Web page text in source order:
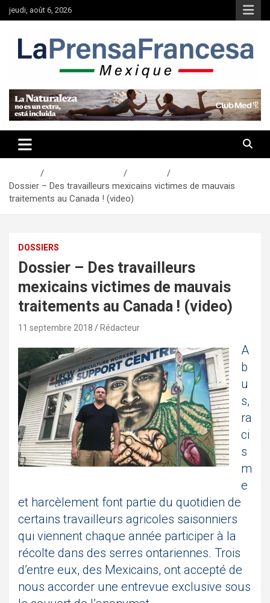
Aller
au
jeudi, août 6, 2026
Dossier – Des travailleurs mexicains victimes de mauvais
traitements au Canada ! (video)
DOSSIERS
Dossier – Des travailleurs
mexicains victimes de mauvais
traitements au Canada ! (video)
11 septembre 2018 Rédacteur
A
b
u
s,
ra
ci
s
m
e
et harcèlement font partie du quotidien de
certains travailleurs agricoles saisonniers
qui viennent chaque année participer à la
récolte dans des serres ontariennes. Trois
d’entre eux, des Mexicains, ont accepté de
nous accorder une entrevue exclusive sous